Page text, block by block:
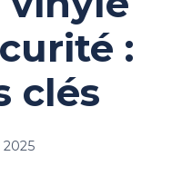
:
clés
2025